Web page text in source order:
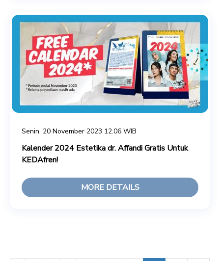
Senin, 20 November 2023 12.06 WIB
Kalender 2024 Estetika dr. Affandi Gratis Untuk
KEDAfren!
MORE DETAILS